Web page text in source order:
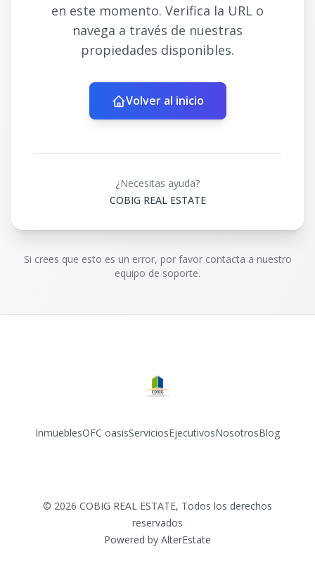
en este momento. Verifica la URL o
navega a través de nuestras
propiedades disponibles.
Volver al inicio
¿Necesitas ayuda?
COBIG REAL ESTATE
Si crees que esto es un error, por favor contacta a nuestro
equipo de soporte.
InmueblesOFC oasisServiciosEjecutivosNosotrosBlog
© 2026 COBIG REAL ESTATE, Todos los derechos
reservados
Powered by AlterEstate